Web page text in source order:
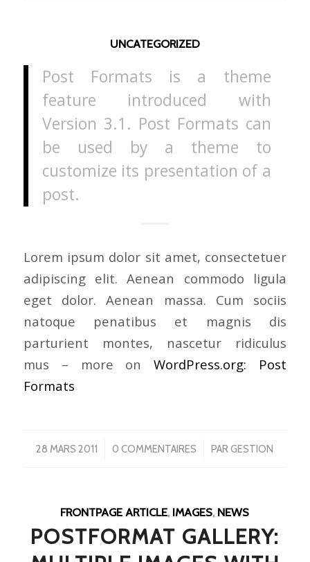
UNCATEGORIZED
Post Formats is a theme
feature introduced with
Version 3.1. Post Formats can
be used by a theme to
customize its presentation of a
post.
Lorem ipsum dolor sit amet, consectetuer
adipiscing elit. Aenean commodo ligula
eget dolor. Aenean massa. Cum sociis
natoque penatibus et magnis dis
parturient montes, nascetur ridiculus
mus – more onWordPress.org: Post
Formats
28 MARS 2011
/ 0 COMMENTAIRES
/ PARGESTION
FRONTPAGE ARTICLE, IMAGES, NEWS
POSTFORMAT GALLERY: